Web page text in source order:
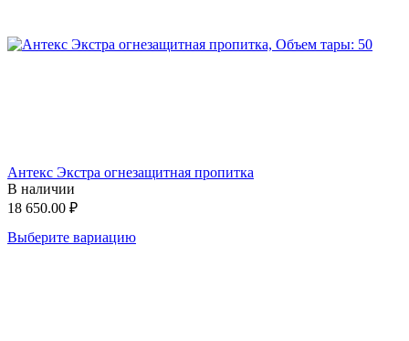
Антекс Экстра огнезащитная пропитка
В наличии
18 650.00 ₽
Выберите вариацию